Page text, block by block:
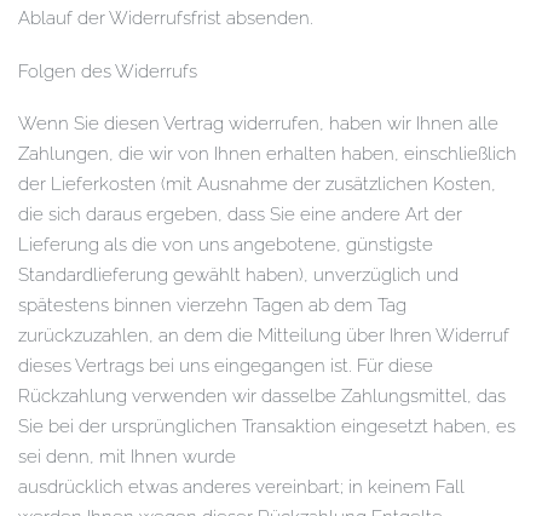
Ablauf der Widerrufsfrist absenden.
Folgen des Widerrufs
Wenn Sie diesen Vertrag widerrufen, haben wir Ihnen alle
Zahlungen, die wir von Ihnen erhalten haben, einschließlich
der Lieferkosten (mit Ausnahme der zusätzlichen Kosten,
die sich daraus ergeben, dass Sie eine andere Art der
Lieferung als die von uns angebotene, günstigste
Standardlieferung gewählt haben), unverzüglich und
spätestens binnen vierzehn Tagen ab dem Tag
zurückzuzahlen, an dem die Mitteilung über Ihren Widerruf
dieses Vertrags bei uns eingegangen ist. Für diese
Rückzahlung verwenden wir dasselbe Zahlungsmittel, das
Sie bei der ursprünglichen Transaktion eingesetzt haben, es
sei denn, mit Ihnen wurde
ausdrücklich etwas anderes vereinbart; in keinem Fall